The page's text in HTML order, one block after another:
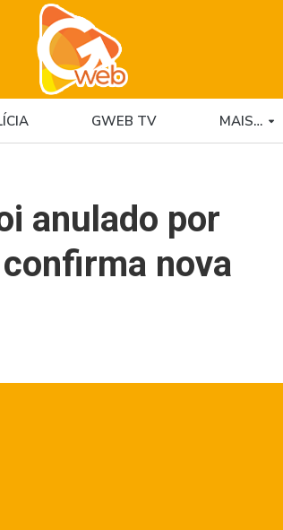
GWEB TV MAIS…
anulado por
nova